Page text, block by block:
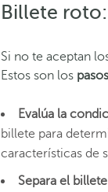
Billete
Si no te aceptan
Estos son los
Evalúa la
billete para
características de
Separa el